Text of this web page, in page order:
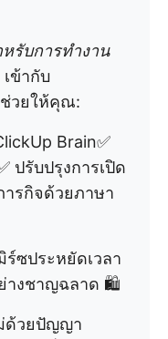
รับการทำงาน
ข้ากับ
วยให้คุณ:
Brain✅
ปรับปรุงการเปิด
รกิจด้วยภาษา
ซประหยัดเวลา
างชาญฉลาด 🛍️
ด้วยปัญญา